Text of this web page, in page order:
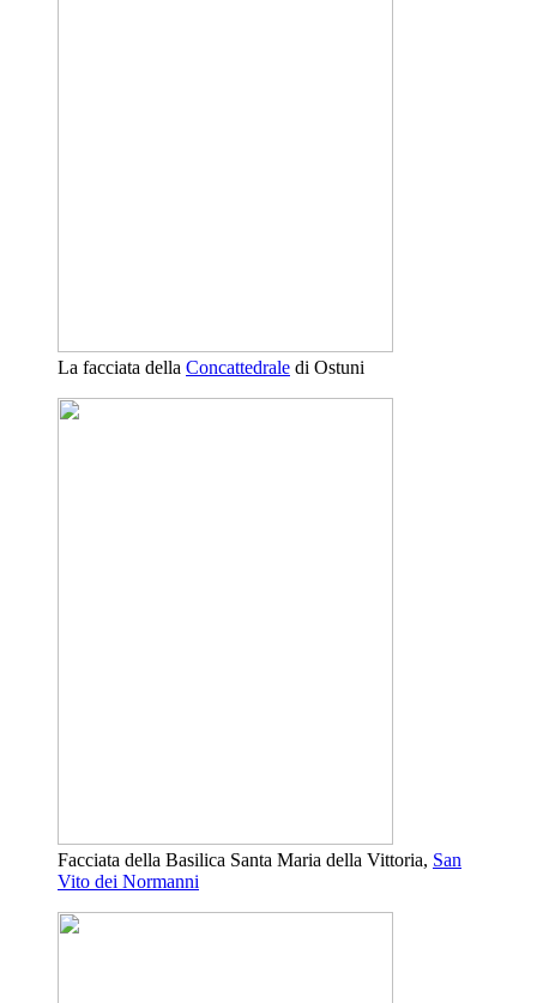
La facciata della Concattedrale di Ostuni
Facciata della Basilica Santa Maria della Vittoria, San
Vito dei Normanni